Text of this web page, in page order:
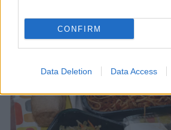
CONFIRM
Data Deletion Data Access